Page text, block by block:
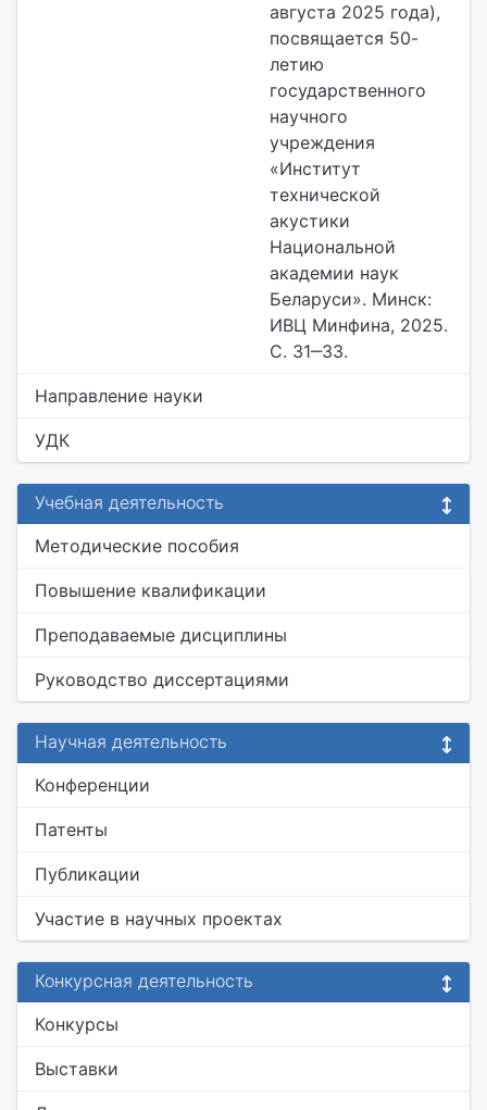
августа 2025 года),
посвящается 50-
летию
государственного
научного
учреждения
«Институт
технической
акустики
Национальной
академии наук
Беларуси». Минск:
ИВЦ Минфина, 2025.
С. 31‒33.
Направление науки
УДК
Учебная деятельность
Методические пособия
Повышение квалификации
Преподаваемые дисциплины
Руководство диссертациями
Научная деятельность
Конференции
Патенты
Публикации
Участие в научных проектах
Конкурсная деятельность
Конкурсы
Выставки